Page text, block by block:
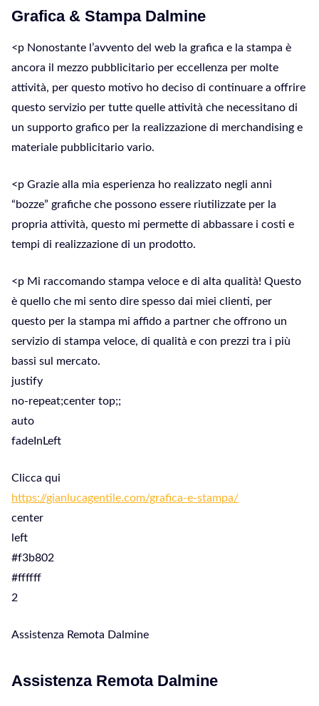
Grafica & Stampa Dalmine
<p Nonostante l’avvento del web la grafica e la stampa è
ancora il mezzo pubblicitario per eccellenza per molte
attività, per questo motivo ho deciso di continuare a offrire
questo servizio per tutte quelle attività che necessitano di
un supporto grafico per la realizzazione di merchandising e
materiale pubblicitario vario.
<p Grazie alla mia esperienza ho realizzato negli anni
“bozze” grafiche che possono essere riutilizzate per la
propria attività, questo mi permette di abbassare i costi e
tempi di realizzazione di un prodotto.
<p Mi raccomando stampa veloce e di alta qualità! Questo
è quello che mi sento dire spesso dai miei clienti, per
questo per la stampa mi affido a partner che offrono un
servizio di stampa veloce, di qualità e con prezzi tra i più
bassi sul mercato.
justify
no-repeat;center top;;
auto
fadeInLeft
Clicca qui
https://gianlucagentile.com/grafica-e-stampa/
center
left
#f3b802
#ffffff
2
Assistenza Remota Dalmine
Assistenza Remota Dalmine